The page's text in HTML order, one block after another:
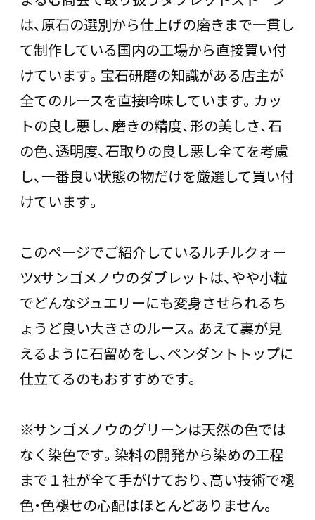
は、原石の選別から仕上げの磨きまで一貫し
て制作している国内の工場から直接買い付
けています。宝石研磨の知識がある店主が
全てのルースを直接吟味しています。カッ
トの良し悪し、磨きの精度、形の美しさ、石
の色、透明度、石取りの良し悪し全てを考慮
し、一番良い状態の物だけを厳選して買い付
けています。
このページでご紹介しているルチルクォー
ツxサンゴメノウのダブレットは、やや小粒
でどんなジュエリーにも変身させられるち
ょうど良い大きさのルース。あえて裏が見
えるように石留めをし、ペンダントトップに
仕立てるのもおすすめです。
※サンゴメノウのグリーンは天然の色では
なく染色です。染料の開発から染めの工程
まで１社が全て手がけており、高い技術で褪
色・色褪せの心配はほとんどありません。